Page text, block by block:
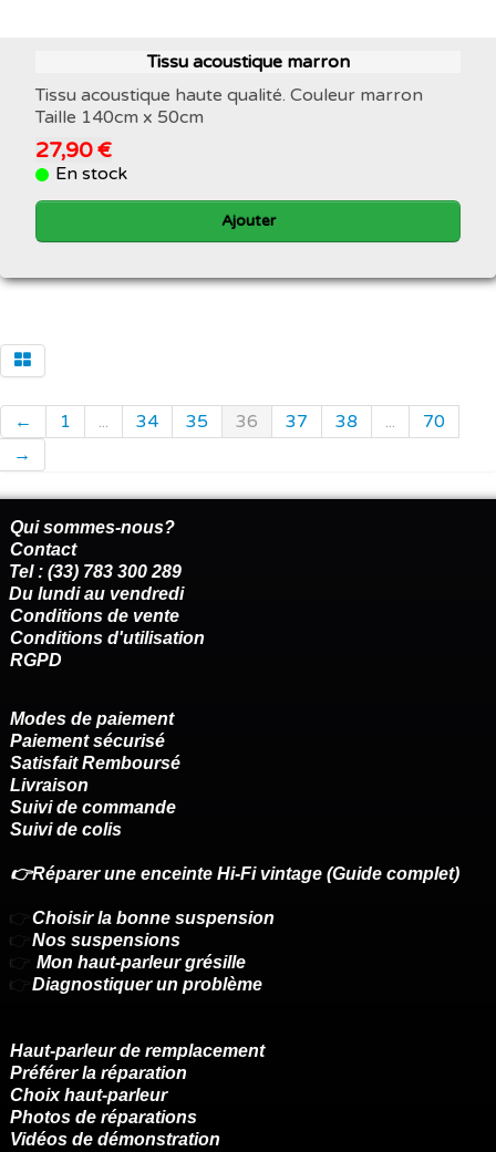
Tissu acoustique marron
Tissu acoustique haute qualité. Couleur marron
Taille 140cm x 50cm
27,90 €
En stock
Ajouter
← 1 ... 34 35 36 37 38 ...
70
→
Qui sommes-nous?
Contact
Tel : (33) 783 300 289
Du lundi au vendredi
Conditions de vente
Conditions d'utilisation
RGPD
Modes de paiement
Paiement sécurisé
Satisfait Remboursé
Livraison
Suivi de commande
Suivi de colis
👉Réparer une enceinte Hi-Fi vintage (Guide complet)
👉 Choisir la bonne suspension
👉 Nos suspensions
👉 Mon haut-parleur grésille
👉 Diagnostiquer un problème
Haut-parleur de remplacement
Préférer la réparation
Choix haut-parleur
Photos de réparations
Vidéos de démonstration